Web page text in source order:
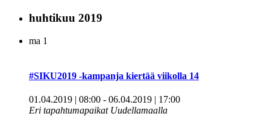
huhtikuu 2019
ma 1
#SIKU2019 -kampanja kiertää viikolla 14
01.04.2019 | 08:00 - 06.04.2019 | 17:00
Eri tapahtumapaikat Uudellamaalla